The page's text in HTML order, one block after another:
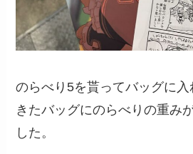
のらべり5を貰ってバッグに
きたバッグにのらべりの重み
した。